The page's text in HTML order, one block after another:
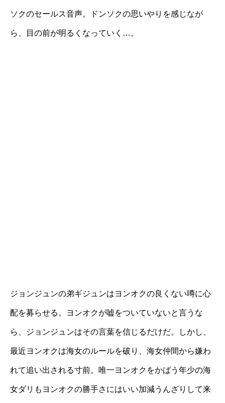
ソクのセールス音声。ドンソクの思いやりを感じなが
ら、目の前が明るくなっていく…。
ジョンジュンの弟ギジュンはヨンオクの良くない噂に心
配を募らせる。ヨンオクが嘘をついていないと言うな
ら、ジョンジュンはその言葉を信じるだけだ。しかし、
最近ヨンオクは海女のルールを破り、海女仲間から嫌わ
れて追い出される寸前。唯一ヨンオクをかばう年少の海
女ダリもヨンオクの勝手さにはいい加減うんざりして来